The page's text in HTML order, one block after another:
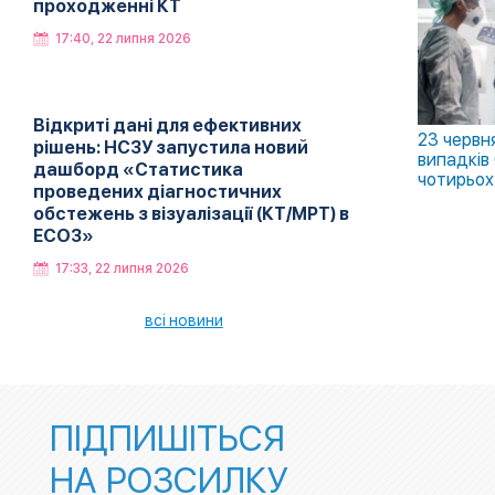
проходженні КТ
17:40, 22 липня 2026
Відкриті дані для ефективних
рішень: НСЗУ запустила новий
дашборд «Статистика
проведених діагностичних
обстежень з візуалізації (КТ/МРТ) в
ЕСОЗ»
17:33, 22 липня 2026
всі новини
23
ПІДПИШІТЬСЯ
НА РОЗСИЛКУ